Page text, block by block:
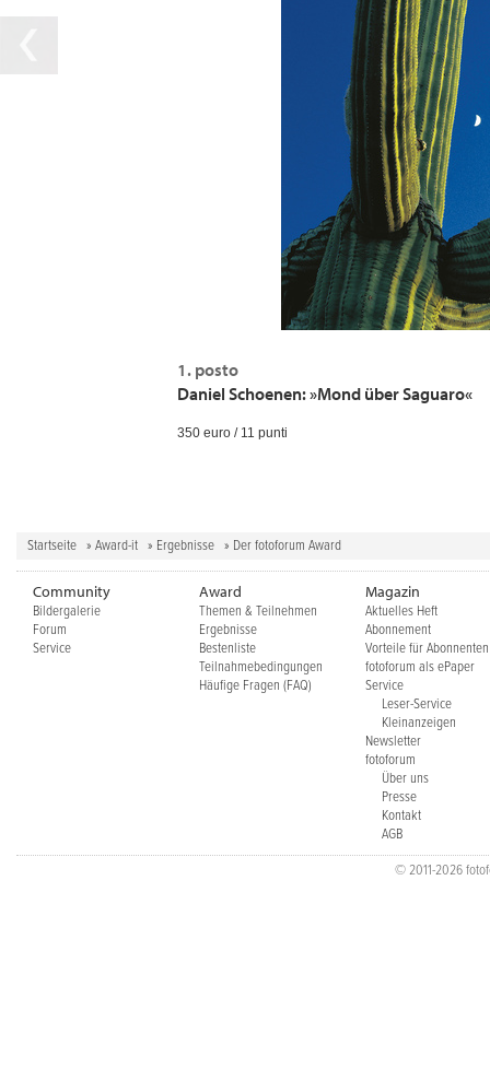
1. posto
Daniel Schoenen: »Mond über Saguaro«
350 euro / 11 punti
Startseite » Award-it » Ergebnisse » Der fotoforum Award
Community
Bildergalerie
Forum
Service
Award
Themen & Teilnehmen
Ergebnisse
Bestenliste
Teilnahmebedingungen
Häufige Fragen (FAQ)
Magazin
Aktuelles Heft
Abonnement
Vorteile für Abonnenten
fotoforum als ePaper
Service
Leser-Service
Kleinanzeigen
Newsletter
fotoforum
Über uns
Presse
Kontakt
AGB
© 2011-2026